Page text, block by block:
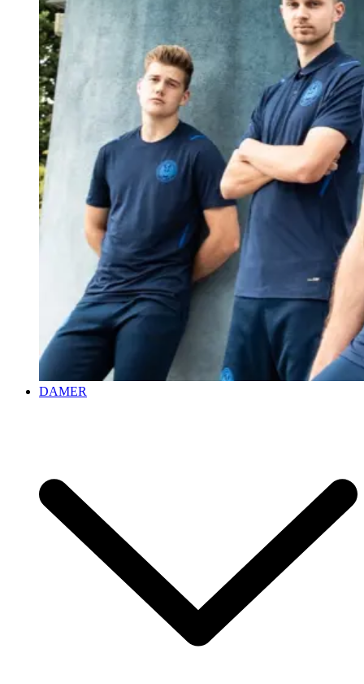
DAMER